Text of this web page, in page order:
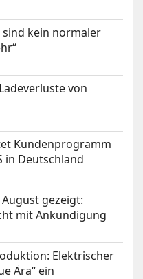
sind kein normaler
von
Kundenprogramm
in Deutschland
August gezeigt:
mit Ankündigung
Elektrischer
Ära“ ein